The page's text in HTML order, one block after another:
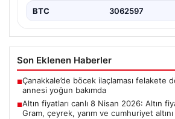
BTC 3062597
Son Eklenen Haberler
■Çanakkale’de böcek ilaçlaması felakete
annesi yoğun bakımda
■Altın fiyatları canlı 8 Nisan 2026: Altın
Gram, çeyrek, yarım ve cumhuriyet altını